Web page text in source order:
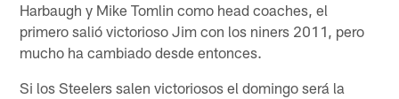
Harbaugh y Mike Tomlin como head coaches, el
primero salió victorioso Jim con los niners 2011, pero
mucho ha cambiado desde entonces.
Si los Steelers salen victoriosos el domingo será la